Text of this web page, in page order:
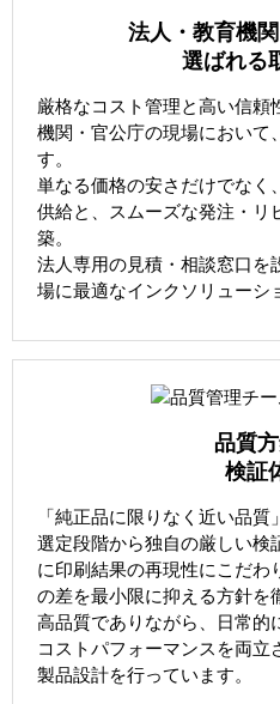
法人・教育機
選ばれる
厳格なコスト管理と高い信頼
機関・官公庁の現場において
す。
単なる価格の安さだけでなく
供給と、スムーズな発注・リ
築。
法人専用の見積・相談窓口を
場に最適なインクソリューシ
品質
検証
「純正品に限りなく近い品
選定段階から独自の厳しい検
に印刷結果の再現性にこだわ
の差を最小限に抑える方針を
高品質でありながら、日常的
コストパフォーマンスを両立
製品設計を行っています。